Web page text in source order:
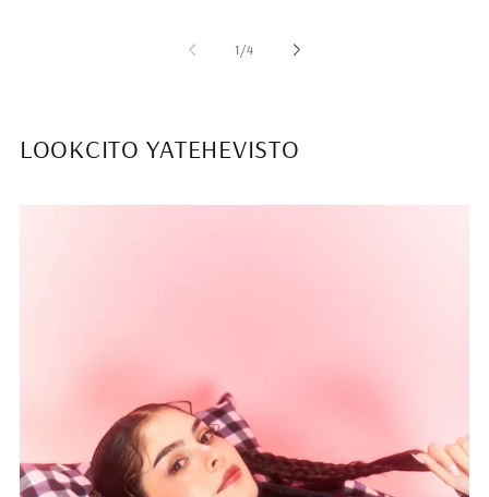
1 /de
4
LOOKCITO YATEHEVISTO